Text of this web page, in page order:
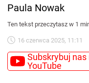
Paula Nowak
Ten tekst przeczytasz w 1
16 czerwca 2025, 11:11
Subskrybuj nas
YouTube